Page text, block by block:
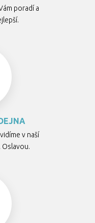
poradí a
v naší
Oslavou.